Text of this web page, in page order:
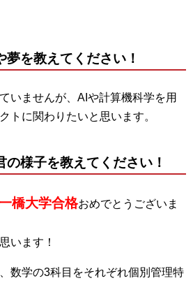
を教えてください！
いませんが、AIや計算機科学を用
トに関わりたいと思います。
様子を教えてください！
橋大学合格おめでとうございま
います！
数学の3科目をそれぞれ個別管理特